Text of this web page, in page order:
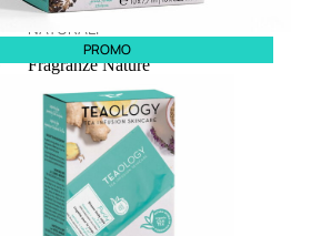
NATURALI
Fragranze Nature
Viso/Labbra/Occhi Nature
Corpo
Mani
Maschera Nature
Trattamenti Viso
Detergenza
Bagno Nature
Deodoranti
PROMO